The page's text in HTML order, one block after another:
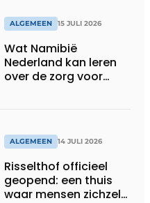
ALGEMEEN 15 JULI 2026
Wat Namibië
Nederland kan leren
over de zorg voor
ALGEMEEN 14 JULI 2026
Risselthof officieel
geopend: een thuis
waar mensen zichzelf